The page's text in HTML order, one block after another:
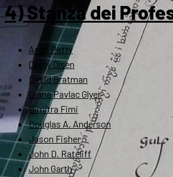
4) Stanza dei
Anne Petty
Corey Olsen
David Bratman
Diana Pavlac Glyer
Dimitra Fimi
Douglas A. Anderson
Jason Fisher
John D. Rateliff
John Garth